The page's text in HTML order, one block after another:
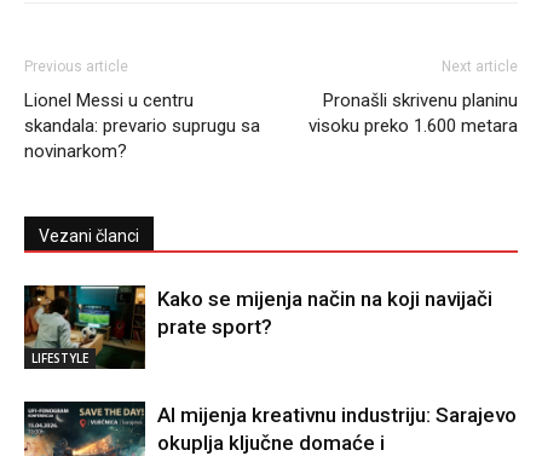
Previous article
Lionel Messi u centru
skandala: prevario suprugu sa
novinarkom?
Next article
Pronašli skrivenu planinu
visoku preko 1.600 metara
Vezani članci
LIFESTYLE
Kako se mijenja način na koji navijači
prate sport?
AI mijenja kreativnu industriju: Sarajevo
okuplja ključne domaće i